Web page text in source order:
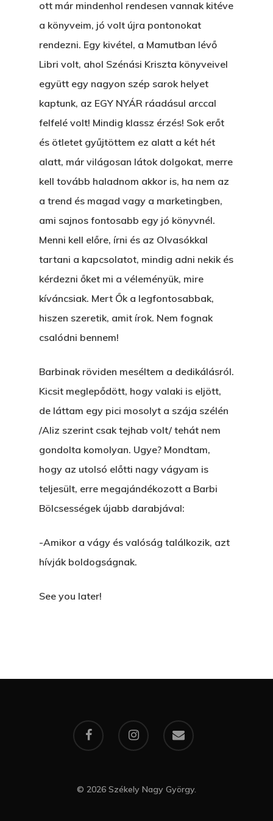
ott már mindenhol rendesen vannak kitéve
a könyveim, jó volt újra pontonokat
rendezni. Egy kivétel, a Mamutban lévő
Libri volt, ahol Szénási Kriszta könyveivel
együtt egy nagyon szép sarok helyet
kaptunk, az EGY NYÁR ráadásul arccal
felfelé volt! Mindig klassz érzés! Sok erőt
és ötletet gyűjtöttem ez alatt a két hét
alatt, már világosan látok dolgokat, merre
kell tovább haladnom akkor is, ha nem az
a trend és magad vagy a marketingben,
ami sajnos fontosabb egy jó könyvnél.
Menni kell előre, írni és az Olvasókkal
tartani a kapcsolatot, mindig adni nekik és
kérdezni őket mi a véleményük, mire
kíváncsiak. Mert Ők a legfontosabbak,
hiszen szeretik, amit írok. Nem fognak
csalódni bennem!
Barbinak röviden meséltem a dedikálásról.
Kicsit meglepődött, hogy valaki is eljött,
de láttam egy pici mosolyt a szája szélén
/Aliz szerint csak tejhab volt/ tehát nem
gondolta komolyan. Ugye? Mondtam,
hogy az utolsó előtti nagy vágyam is
teljesült, erre megajándékozott a Barbi
Bölcsességek újabb darabjával:
-Amikor a vágy és valóság találkozik, azt
hívják boldogságnak.
See you later!
© 2026 Székely Nagy György.